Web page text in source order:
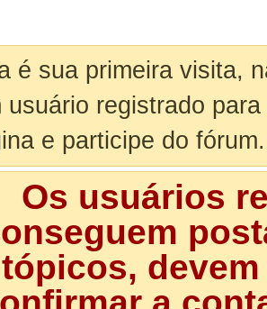
é sua primeira visita,
usuário registrado
e participe do fórum.
Os usuários
tópicos,